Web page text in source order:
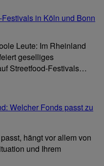
in Köln und Bonn
Leute: Im Rheinland
geselliges
Streetfood-Festivals…
Welcher Fonds passt zu
hängt vor allem von
und Ihrem